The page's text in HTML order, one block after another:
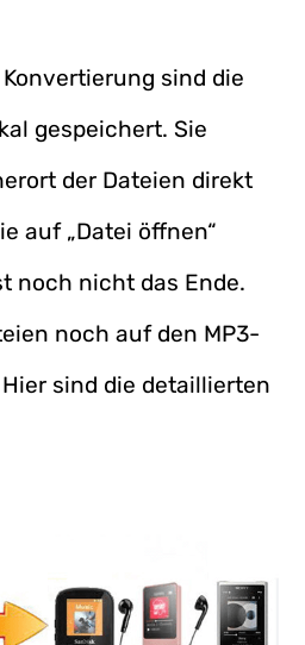
sind die
gespeichert. Sie
der Dateien direkt
auf „Datei öffnen“
noch nicht das Ende.
noch auf den MP3-
sind die detaillierten